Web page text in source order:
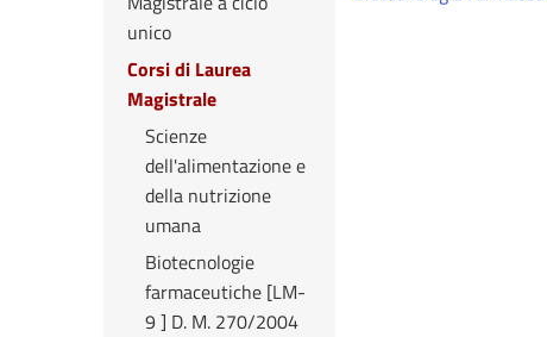
unico
Corsi di Laurea
Magistrale
Scienze
dell'alimentazione e
della nutrizione
umana
Biotecnologie
farmaceutiche [LM-
9 ] D. M. 270/2004